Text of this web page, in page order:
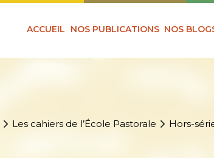
ACCUEIL NOS PUBLICATIONS NOS
Les cahiers de l’École Pastorale
Hors-